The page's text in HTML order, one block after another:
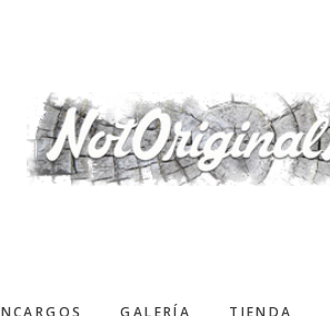
GALERÍA TIENDA